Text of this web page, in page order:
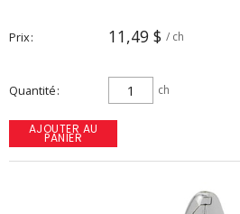
Prix 11,49 $ / ch
Quantité ch
AJOUTER AU
PANIER